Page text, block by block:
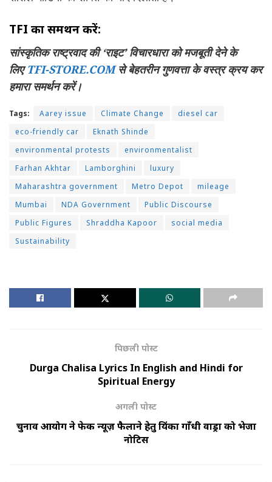
TFI का समर्थन करें:
सांस्कृतिक राष्ट्रवाद की ‘राइट’ विचारधारा को मजबूती देने के
लिएTFI-STORE.COMसे बेहतरीन गुणवत्ता के वस्त्र क्रय कर
हमारा समर्थन करें।
Tags: Aarey issue Climate Change
diesel car
eco-friendly car
Eknath Shinde
environmental protests
environmentalist
Farhan Akhtar
Lamborghini
luxury
Maharashtra government
Metro Depot
mileage
Mumbai
NDA Government
Public Discourse
Public Figures
Shraddha Kapoor
social media
Sustainability
पिछली पोस्ट
Durga Chalisa Lyrics In English and Hindi for
Spiritual Energy
अगली पोस्ट
चुनाव आयोग ने फेक न्यूज़ फैलाने हेतु प्रियंका गाँधी वाड्रा को भेजा
नोटिस